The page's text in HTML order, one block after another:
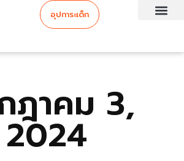
อุปการะเด็ก
ฎาคม 3,
2024